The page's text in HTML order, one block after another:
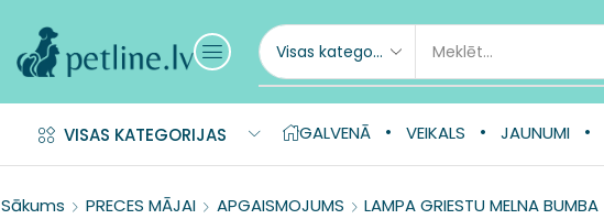
VISAS KATEGORIJAS GALVENĀ VEIKALS JAUNUMI
Sākums PRECES MĀJAI APGAISMOJUMS LAMPA GRIESTU MELNA BUMBA